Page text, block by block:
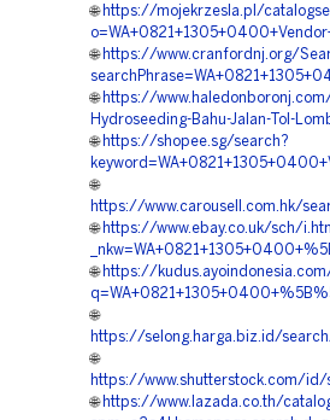
🌐 https://mojekrzesla.pl/
🌐 https://www.cranfordnj.org/
🌐 https://
Hydroseeding-Bahu-Jalan-Tol-
🌐 https://shopee.sg/search?
🌐
https://www.carousell.com.hk/
🌐 https://www.ebay.co.uk/sch/
🌐 https://
🌐
https://selong.harga.biz.id/
🌐
https://www.shutterstock.com/id/
🌐 https://www.lazada.co.th/